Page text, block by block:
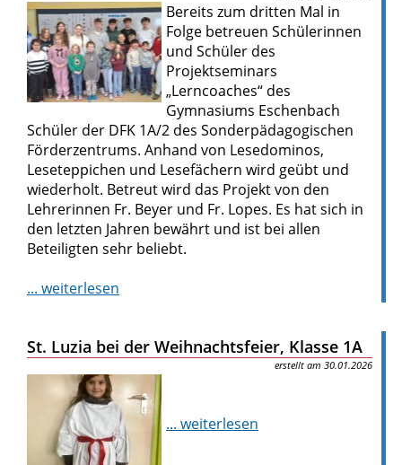
Bereits zum dritten Mal in
Folge betreuen Schülerinnen
und Schüler des
Projektseminars
„Lerncoaches“ des
Gymnasiums Eschenbach
Schüler der DFK 1A/2 des Sonderpädagogischen
Förderzentrums. Anhand von Lesedominos,
Leseteppichen und Lesefächern wird geübt und
wiederholt. Betreut wird das Projekt von den
Lehrerinnen Fr. Beyer und Fr. Lopes. Es hat sich in
den letzten Jahren bewährt und ist bei allen
Beteiligten sehr beliebt.
... weiterlesen
St. Luzia bei der Weihnachtsfeier, Klasse 1A
30.01.2026
... weiterlesen